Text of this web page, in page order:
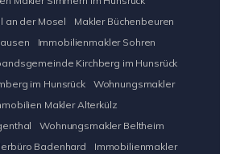
an der Mosel
Makler Büchenbeuren
Immobilienmakler Sohren
Kirchberg im Hunsrück
im Hunsrück
Wohnungsmakler
Makler Alterkülz
Wohnungsmakler Beltheim
Badenhard
Immobilienmakler